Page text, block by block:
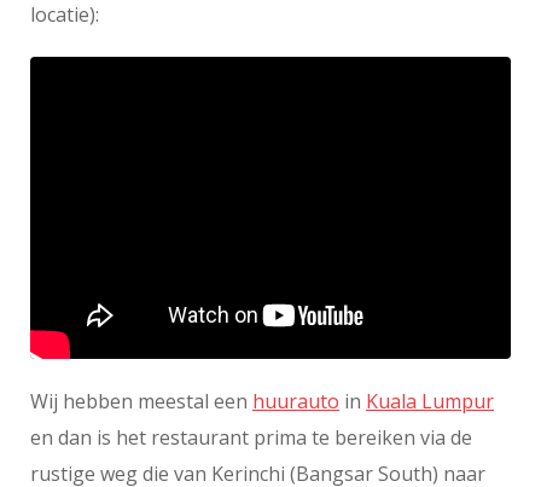
locatie):
Wij hebben meestal een huurauto in Kuala Lumpur
en dan is het restaurant prima te bereiken via de
rustige weg die van Kerinchi (Bangsar South) naar